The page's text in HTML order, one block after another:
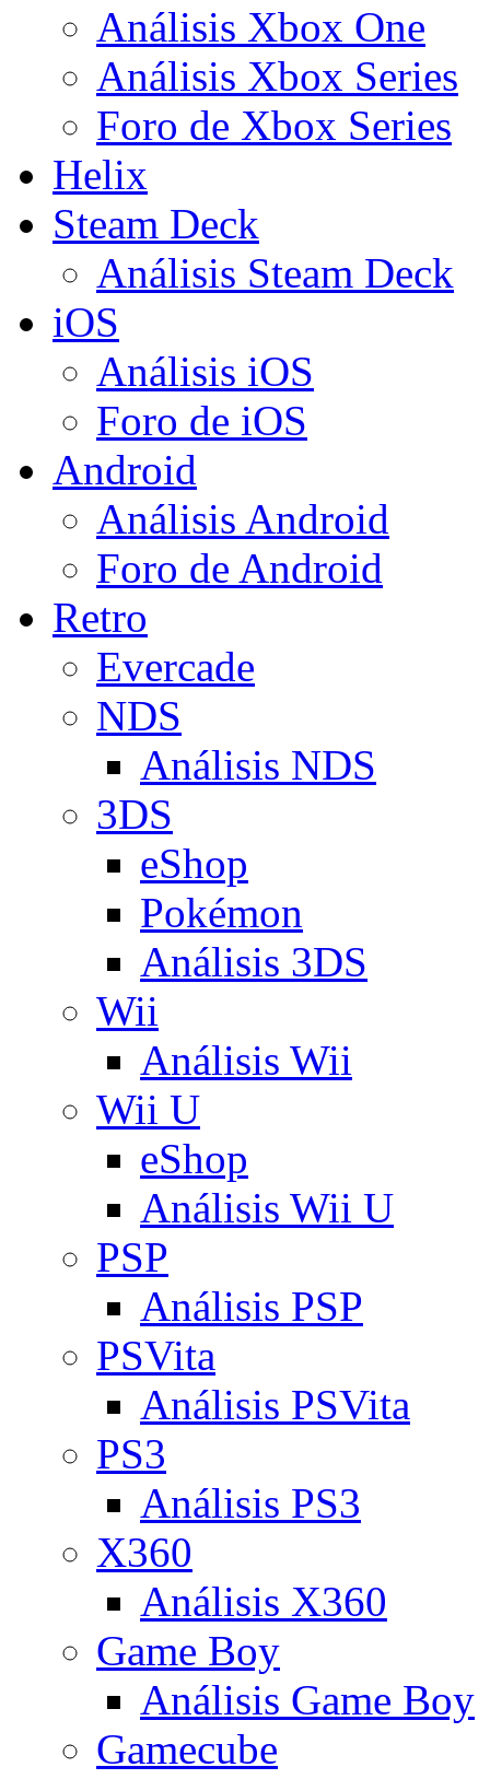
Análisis Xbox One
Análisis Xbox Series
Foro de Xbox Series
Helix
Steam Deck
Análisis Steam Deck
iOS
Análisis iOS
Foro de iOS
Android
Análisis Android
Foro de Android
Retro
Evercade
NDS
Análisis NDS
3DS
eShop
Pokémon
Análisis 3DS
Wii
Análisis Wii
Wii U
eShop
Análisis Wii U
PSP
Análisis PSP
PSVita
Análisis PSVita
PS3
Análisis PS3
X360
Análisis X360
Game Boy
Análisis Game Boy
Gamecube